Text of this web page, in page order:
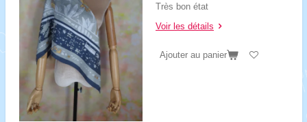
Très bon état
Voir les détails
Ajouter au panier